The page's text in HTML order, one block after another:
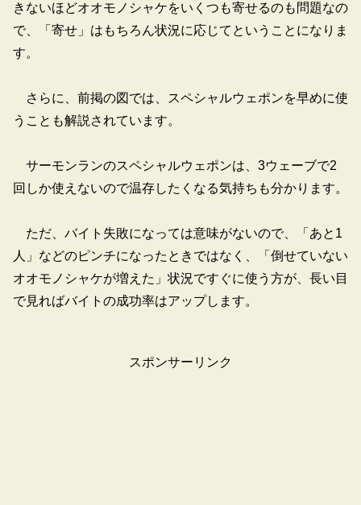
きないほどオオモノシャケをいくつも寄せるのも問題なの
で、「寄せ」はもちろん状況に応じてということになりま
す。
さらに、前掲の図では、スペシャルウェポンを早めに使
うことも解説されています。
サーモンランのスペシャルウェポンは、3ウェーブで2
回しか使えないので温存したくなる気持ちも分かります。
ただ、バイト失敗になっては意味がないので、「あと1
人」などのピンチになったときではなく、「倒せていない
オオモノシャケが増えた」状況ですぐに使う方が、長い目
で見ればバイトの成功率はアップします。
スポンサーリンク